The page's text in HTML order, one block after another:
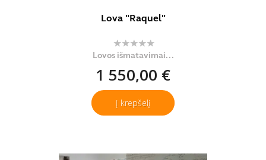
Lova "Raquel"
Lovos išmatavimai...
1 550,00 €
Į krepšelį